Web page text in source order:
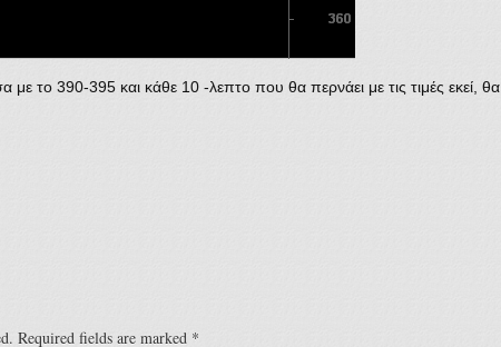
με το 390-395 και κάθε 10 -λεπτο που θα περνάει με τις τιμές εκεί, θα
Required fields are marked *